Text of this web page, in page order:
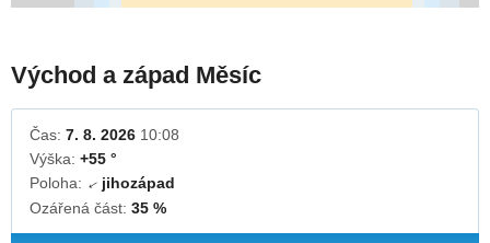
Východ a západ Měsíc
Čas: 7. 8. 2026 10:08
Výška: +55 °
Poloha: ↓jihozápad
Ozářená část: 35 %